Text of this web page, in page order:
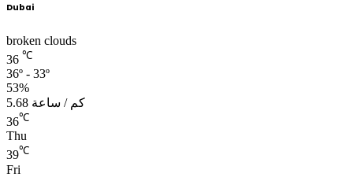
Dubai
broken clouds
36 ℃
36º - 33º
53%
5.68 كم / ساعة
36℃
Thu
39℃
Fri